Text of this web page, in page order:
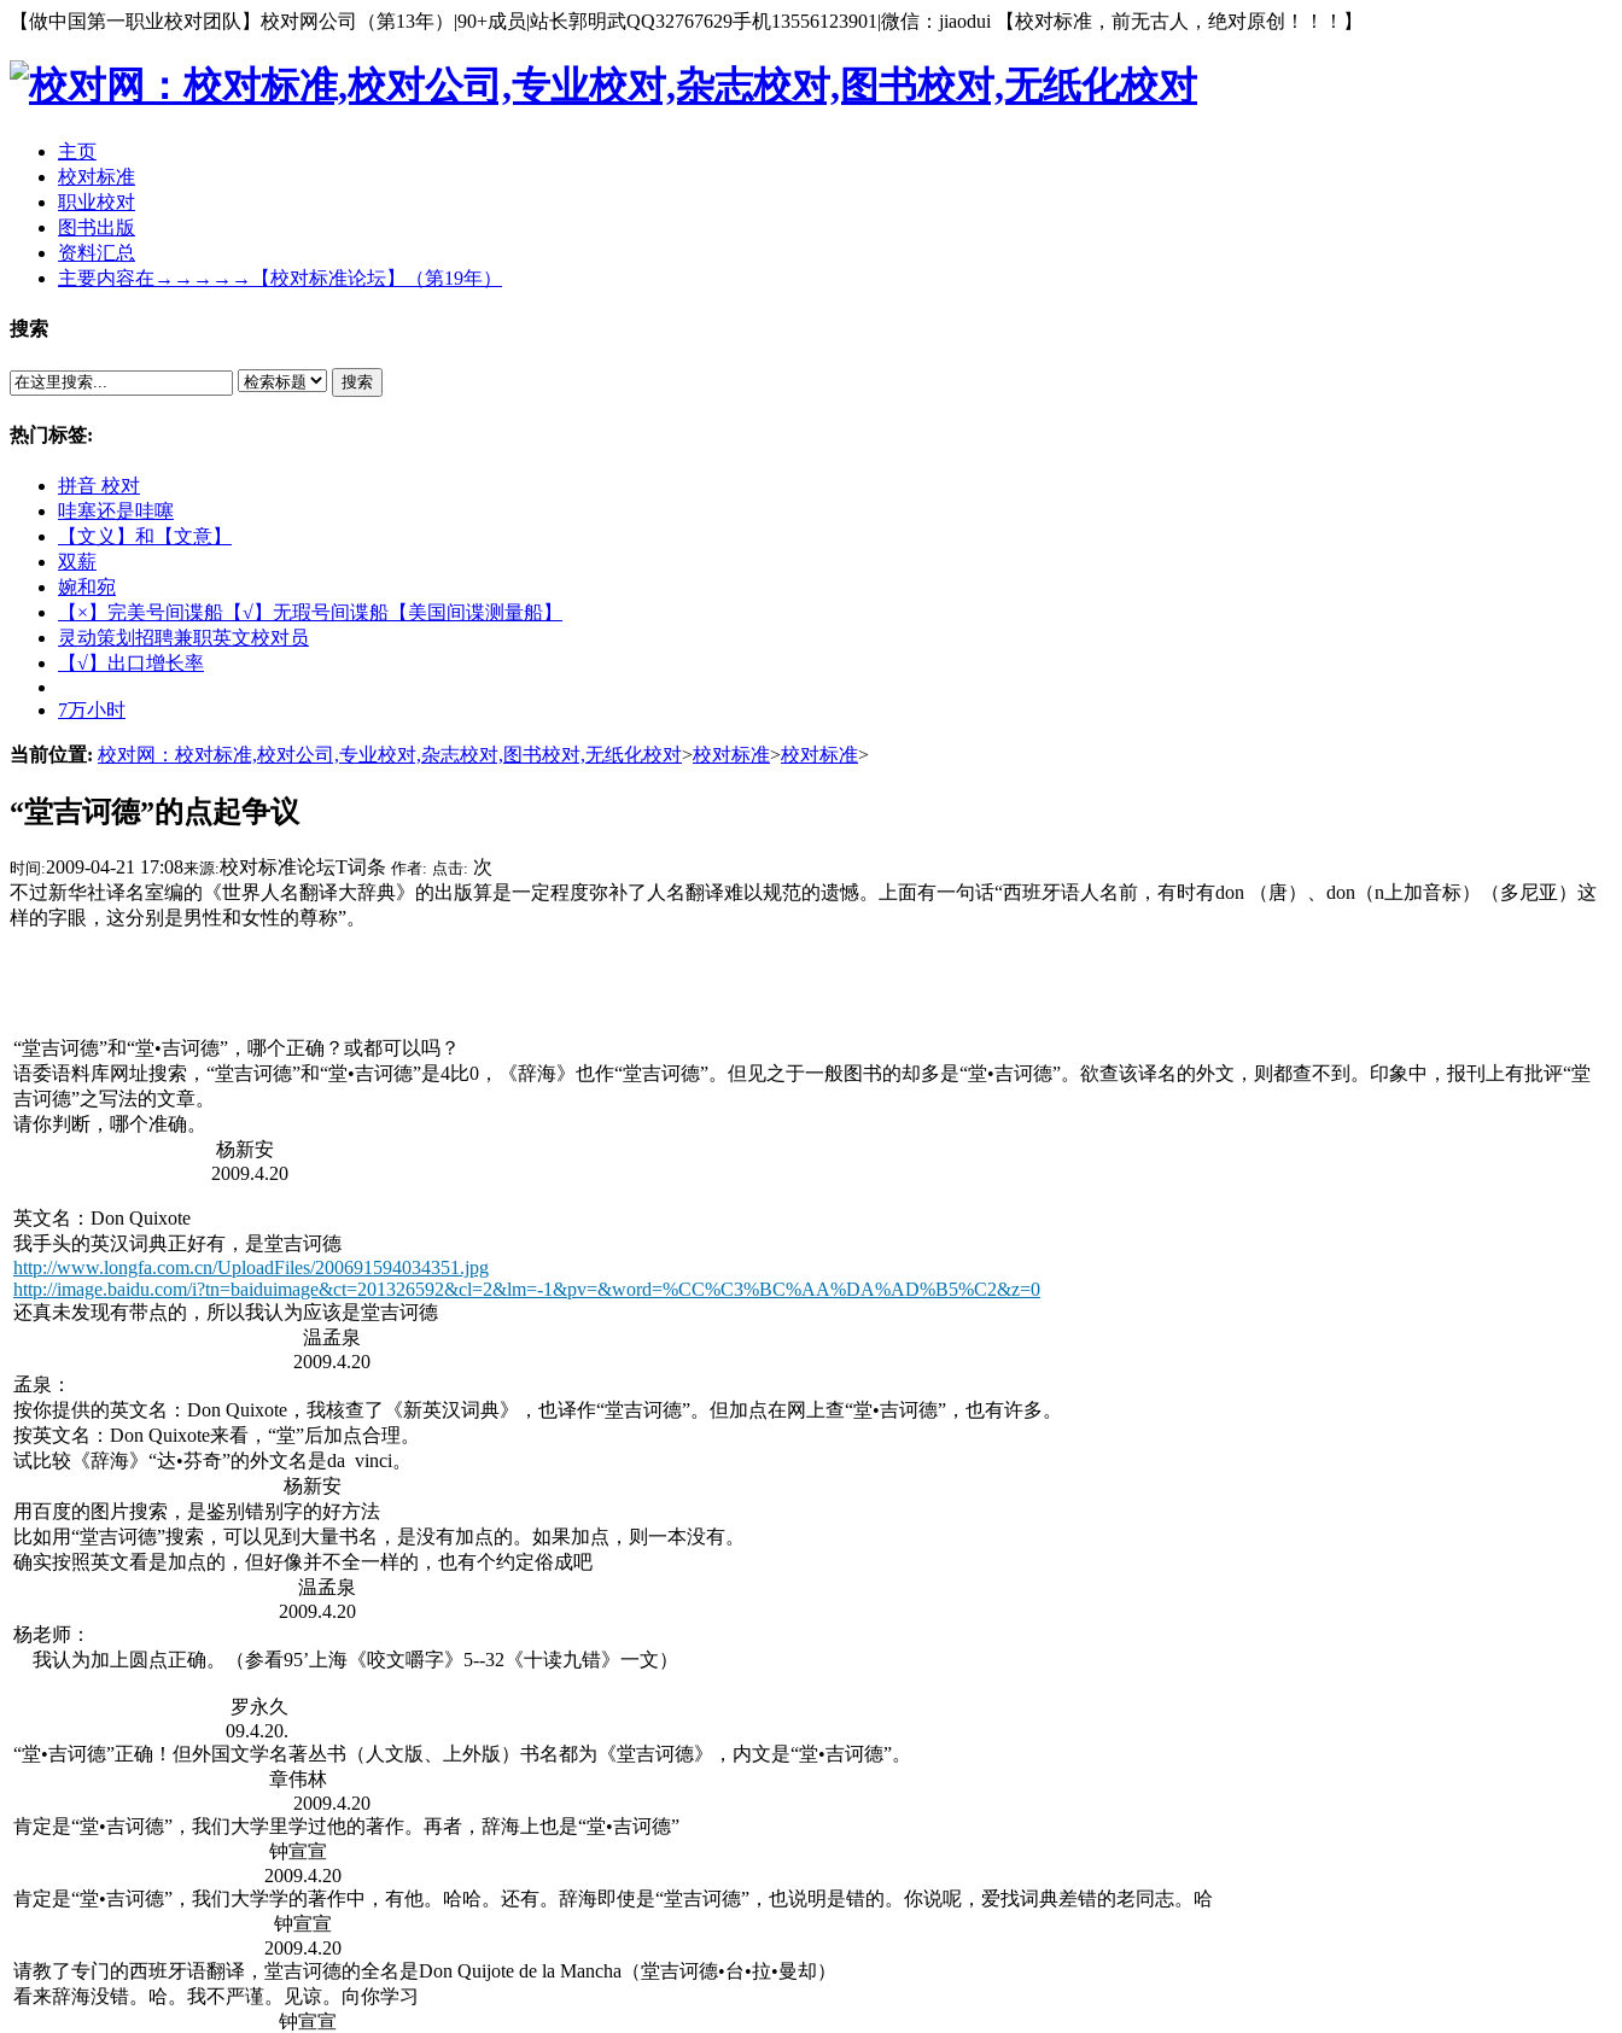
【做中国第一职业校对团队】校对网公司（第13年）|90+成员|站长郭明武QQ32767629手机13556123901|微信：jiaodui 【校对标准，前无古人，绝对原创！！！】
主页
校对标准
职业校对
图书出版
资料汇总
主要内容在→→→→→【校对标准论坛】（第19年）
搜索
搜索
热门标签:
拼音 校对
哇塞还是哇噻
【文义】和【文意】
双薪
婉和宛
【×】完美号间谍船【√】无瑕号间谍船【美国间谍测量船】
灵动策划招聘兼职英文校对员
【√】出口增长率
7万小时
当前位置: 校对网：校对标准,校对公司,专业校对,杂志校对,图书校对,无纸化校对>校对标准>校对标准>
“堂吉诃德”的点起争议
时间:2009-04-21 17:08来源:校对标准论坛T词条 作者: 点击: 次
不过新华社译名室编的《世界人名翻译大辞典》的出版算是一定程度弥补了人名翻译难以规范的遗憾。上面有一句话“西班牙语人名前，有时有don （唐）、don（n上加音标）（多尼亚）这
样的字眼，这分别是男性和女性的尊称”。
“堂吉诃德”和“堂•吉诃德”，哪个正确？或都可以吗？
语委语料库网址搜索，“堂吉诃德”和“堂•吉诃德”是4比0，《辞海》也作“堂吉诃德”。但见之于一般图书的却多是“堂•吉诃德”。欲查该译名的外文，则都查不到。印象中，报刊上有批评“堂
吉诃德”之写法的文章。
请你判断，哪个准确。
杨新安
2009.4.20
英文名：Don Quixote
我手头的英汉词典正好有，是堂吉诃德
http://www.longfa.com.cn/UploadFiles/200691594034351.jpg
http://image.baidu.com/i?tn=baiduimage&ct=201326592&cl=2&lm=-1&pv=&word=%CC%C3%BC%AA%DA%AD%B5%C2&z=0
还真未发现有带点的，所以我认为应该是堂吉诃德
温孟泉
2009.4.20
孟泉：
按你提供的英文名：Don Quixote，我核查了《新英汉词典》，也译作“堂吉诃德”。但加点在网上查“堂•吉诃德”，也有许多。
按英文名：Don Quixote来看，“堂”后加点合理。
试比较《辞海》“达•芬奇”的外文名是da vinci。
杨新安
用百度的图片搜索，是鉴别错别字的好方法
比如用“堂吉诃德”搜索，可以见到大量书名，是没有加点的。如果加点，则一本没有。
确实按照英文看是加点的，但好像并不全一样的，也有个约定俗成吧
温孟泉
2009.4.20
杨老师：
我认为加上圆点正确。（参看95’上海《咬文嚼字》5--32《十读九错》一文）
罗永久
09.4.20.
“堂•吉诃德”正确！但外国文学名著丛书（人文版、上外版）书名都为《堂吉诃德》，内文是“堂•吉诃德”。
章伟林
2009.4.20
肯定是“堂•吉诃德”，我们大学里学过他的著作。再者，辞海上也是“堂•吉诃德”
钟宣宣
2009.4.20
肯定是“堂•吉诃德”，我们大学学的著作中，有他。哈哈。还有。辞海即使是“堂吉诃德”，也说明是错的。你说呢，爱找词典差错的老同志。哈
钟宣宣
2009.4.20
请教了专门的西班牙语翻译，堂吉诃德的全名是Don Quijote de la Mancha（堂吉诃德•台•拉•曼却）
看来辞海没错。哈。我不严谨。见谅。向你学习
钟宣宣